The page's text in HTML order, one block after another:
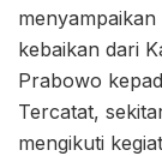
kebaikan dari
Prabowo
Tercatat,
mengikuti